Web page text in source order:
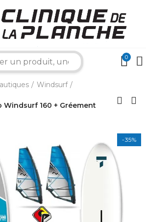
0
Windsurf
Windsurf 160 + Gréement
-35%